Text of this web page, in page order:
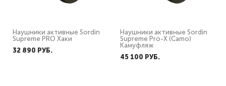
Наушники активные Sordin
Supreme PRO Хаки
32 890 PУБ.
Наушники активные Sordin
Supreme Pro-X (Camo)
Камуфляж
45 100 PУБ.